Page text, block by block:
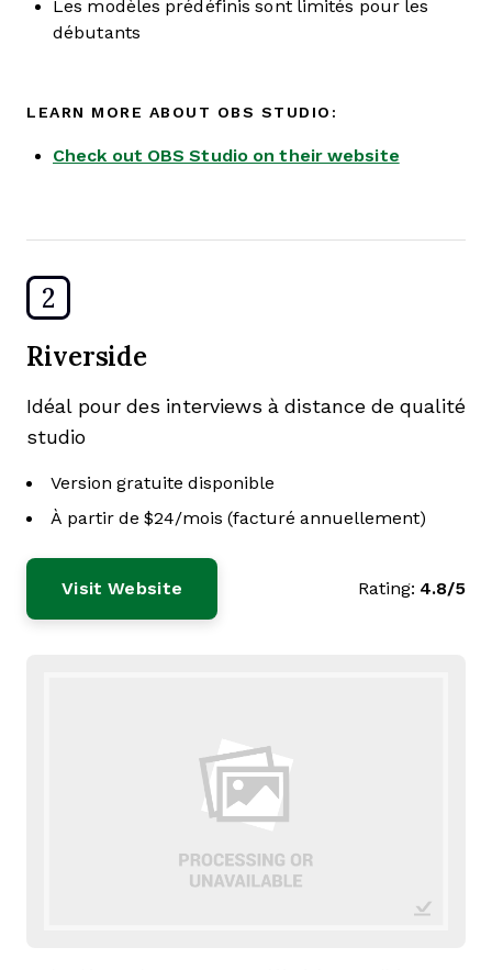
Les modèles prédéfinis sont limités pour les
débutants
LEARN MORE ABOUT OBS STUDIO:
Check out OBS Studio on their website
2
Riverside
Idéal pour des interviews à distance de qualité
studio
Version gratuite disponible
À partir de $24/mois (facturé annuellement)
Visit Website Rating: 4.8/5